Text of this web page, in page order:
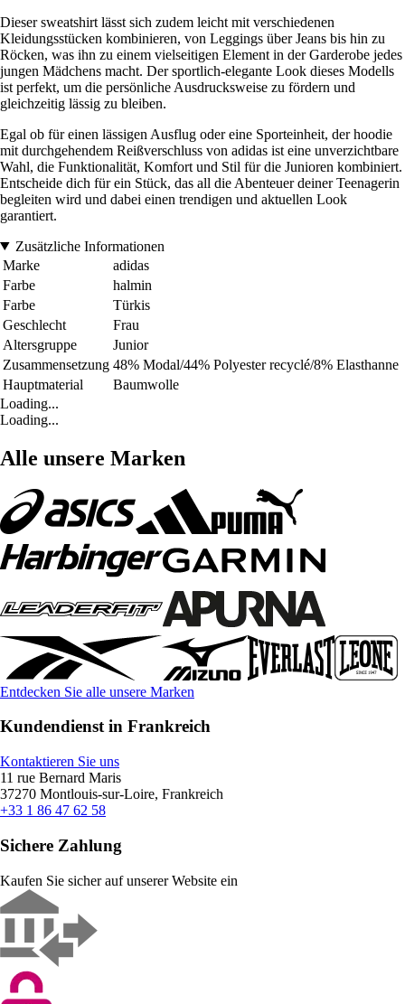
Dieser sweatshirt lässt sich zudem leicht mit verschiedenen
Kleidungsstücken kombinieren, von Leggings über Jeans bis hin zu
Röcken, was ihn zu einem vielseitigen Element in der Garderobe jedes
jungen Mädchens macht. Der sportlich-elegante Look dieses Modells
ist perfekt, um die persönliche Ausdrucksweise zu fördern und
gleichzeitig lässig zu bleiben.
Egal ob für einen lässigen Ausflug oder eine Sporteinheit, der hoodie
mit durchgehendem Reißverschluss von adidas ist eine unverzichtbare
Wahl, die Funktionalität, Komfort und Stil für die Junioren kombiniert.
Entscheide dich für ein Stück, das all die Abenteuer deiner Teenagerin
begleiten wird und dabei einen trendigen und aktuellen Look
garantiert.
Zusätzliche Informationen
Marke
adidas
Farbe
halmin
Farbe
Türkis
Geschlecht
Frau
Altersgruppe
Junior
Zusammensetzung 48% Modal/44% Polyester recyclé/8% Elasthanne
Hauptmaterial
Baumwolle
Loading...
Loading...
Alle unsere Marken
Entdecken Sie alle unsere Marken
Kundendienst in Frankreich
Kontaktieren Sie uns
11 rue Bernard Maris
37270 Montlouis-sur-Loire, Frankreich
+33 1 86 47 62 58
Sichere Zahlung
Kaufen Sie sicher auf unserer Website ein